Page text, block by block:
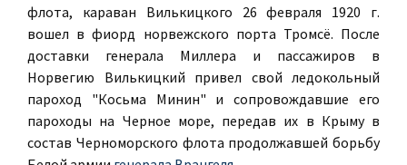
флота, караван Вилькицкого 26 февраля 1920 г.
вошел в фиорд норвежского порта Тромсё. После
доставки генерала Миллера и пассажиров в
Норвегию Вилькицкий привел свой ледокольный
пароход "Косьма Минин" и сопровождавшие его
пароходы на Черное море, передав их в Крыму в
состав Черноморского флота продолжавшей борьбу